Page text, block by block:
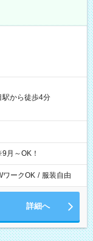
駅から徒歩4分
～OK！
ワークOK / 服装自由
詳細へ